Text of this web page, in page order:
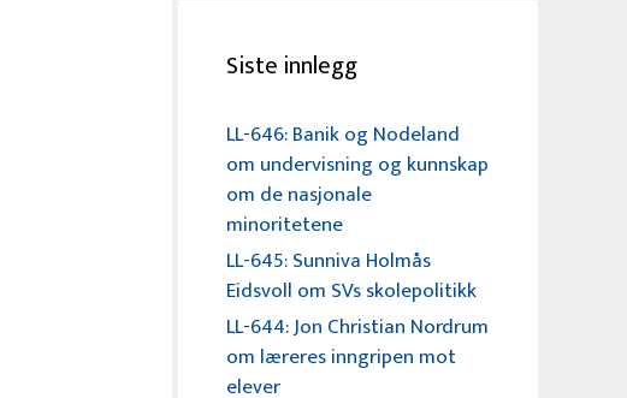
Siste innlegg
LL-646: Banik og Nodeland
om undervisning og kunnskap
om de nasjonale
minoritetene
LL-645: Sunniva Holmås
Eidsvoll om SVs skolepolitikk
LL-644: Jon Christian Nordrum
om læreres inngripen mot
elever